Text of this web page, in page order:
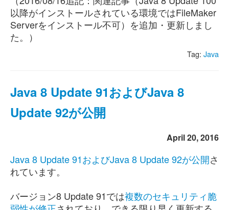
以降がインストールされている環境ではFileMaker
Serverをインストール不可）を追加・更新しまし
た。）
Tag: Java
Java 8 Update 91およびJava 8
Update 92が公開
April 20, 2016
Java 8 Update 91およびJava 8 Update 92が公開さ
れています。
バージョン8 Update 91では複数のセキュリティ脆